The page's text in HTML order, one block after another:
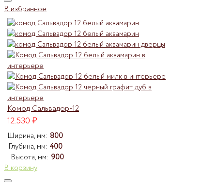
В избранное
Комод Сальвадор-12
12.530₽
Ширина, мм: 800
Глубина, мм: 400
Высота, мм: 900
В корзину